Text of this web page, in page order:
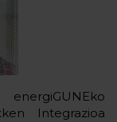
Integrazioa